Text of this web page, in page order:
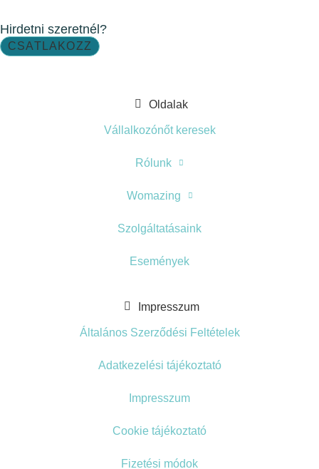
Hirdetni szeretnél?
CSATLAKOZZ
Oldalak
Vállalkozónőt keresek
Rólunk
Womazing
Szolgáltatásaink
Események
Impresszum
Általános Szerződési Feltételek
Adatkezelési tájékoztató
Impresszum
Cookie tájékoztató
Fizetési módok